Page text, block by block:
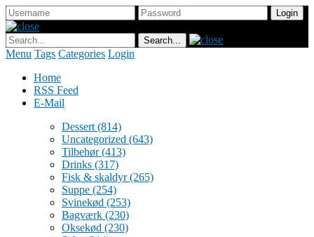
Menu Tags Categories Login
Home
RSS Feed
E-Mail
Dessert (814)
Uncategorized (643)
Tilbehør(413)
Drinks (317)
Fisk & skaldyr(265)
Suppe (254)
Svinekød (253)
Bagværk (230)
Oksekød (230)